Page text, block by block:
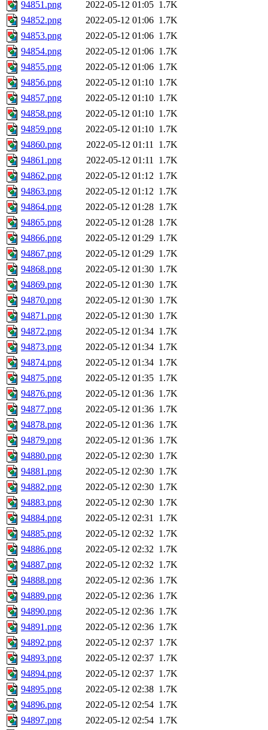
94851.png 2022-05-12 01:05 1.7K
94852.png
2022-05-12 01:06 1.7K
94853.png
2022-05-12 01:06 1.7K
94854.png
2022-05-12 01:06 1.7K
94855.png
2022-05-12 01:06 1.7K
94856.png
2022-05-12 01:10 1.7K
94857.png
2022-05-12 01:10 1.7K
94858.png
2022-05-12 01:10 1.7K
94859.png
2022-05-12 01:10 1.7K
94860.png
2022-05-12 01:11 1.7K
94861.png
2022-05-12 01:11 1.7K
94862.png
2022-05-12 01:12 1.7K
94863.png
2022-05-12 01:12 1.7K
94864.png
2022-05-12 01:28 1.7K
94865.png
2022-05-12 01:28 1.7K
94866.png
2022-05-12 01:29 1.7K
94867.png
2022-05-12 01:29 1.7K
94868.png
2022-05-12 01:30 1.7K
94869.png
2022-05-12 01:30 1.7K
94870.png
2022-05-12 01:30 1.7K
94871.png
2022-05-12 01:30 1.7K
94872.png
2022-05-12 01:34 1.7K
94873.png
2022-05-12 01:34 1.7K
94874.png
2022-05-12 01:34 1.7K
94875.png
2022-05-12 01:35 1.7K
94876.png
2022-05-12 01:36 1.7K
94877.png
2022-05-12 01:36 1.7K
94878.png
2022-05-12 01:36 1.7K
94879.png
2022-05-12 01:36 1.7K
94880.png
2022-05-12 02:30 1.7K
94881.png
2022-05-12 02:30 1.7K
94882.png
2022-05-12 02:30 1.7K
94883.png
2022-05-12 02:30 1.7K
94884.png
2022-05-12 02:31 1.7K
94885.png
2022-05-12 02:32 1.7K
94886.png
2022-05-12 02:32 1.7K
94887.png
2022-05-12 02:32 1.7K
94888.png
2022-05-12 02:36 1.7K
94889.png
2022-05-12 02:36 1.7K
94890.png
2022-05-12 02:36 1.7K
94891.png
2022-05-12 02:36 1.7K
94892.png
2022-05-12 02:37 1.7K
94893.png
2022-05-12 02:37 1.7K
94894.png
2022-05-12 02:37 1.7K
94895.png
2022-05-12 02:38 1.7K
94896.png
2022-05-12 02:54 1.7K
94897.png
2022-05-12 02:54 1.7K